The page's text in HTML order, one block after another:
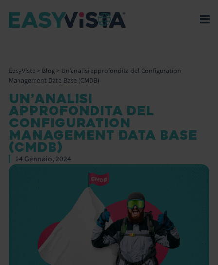
EasyVista > Blog> Un’analisi approfondita del Configuration
Management Data Base (CMDB)
UN’ANALISI
APPROFONDITA DEL
CONFIGURATION
MANAGEMENT DATA BASE
(CMDB)
24 Gennaio, 2024